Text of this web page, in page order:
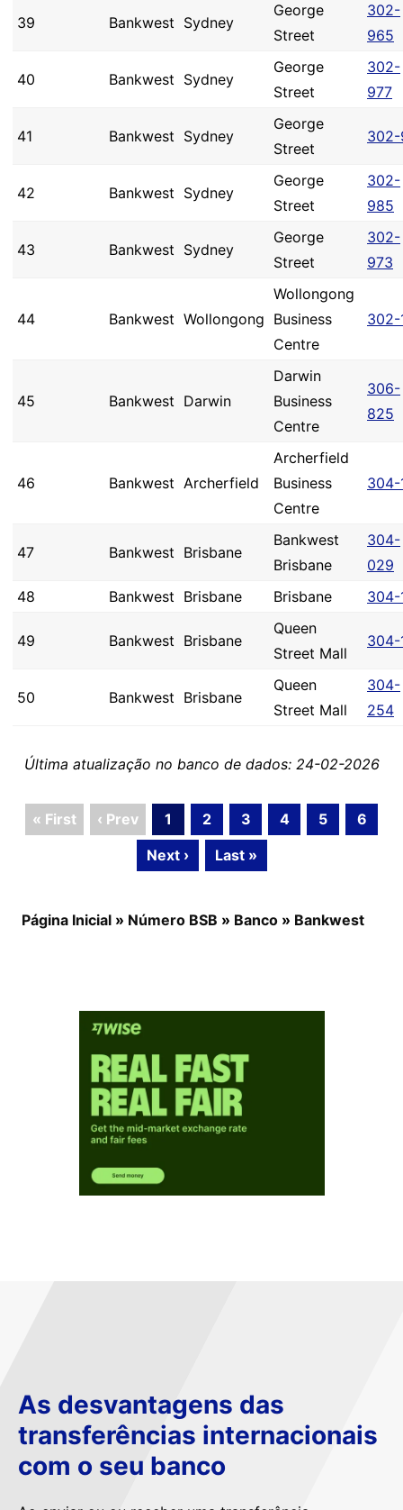
39 Bankwest Sydney
George
Street
302-
965
40 Bankwest Sydney
George
Street
302-
977
41 Bankwest Sydney
George
Street
302-
42 Bankwest Sydney
George
Street
302-
985
43 Bankwest Sydney
George
Street
302-
973
44 Bankwest Wollongong
Wollongong
Business
Centre
302-
45 Bankwest Darwin
Darwin
Business
Centre
306-
825
46 Bankwest Archerfield
Archerfield
Business
Centre
304-
47 Bankwest Brisbane
Bankwest
Brisbane
304-
029
48
Bankwest Brisbane Brisbane 304-
49 Bankwest Brisbane
Queen
Street Mall
304-
50 Bankwest Brisbane
Queen
Street Mall
304-
254
Última atualização no banco de dados: 24-02-2026
« First ‹ Prev 1 2 3 4 5
6
Next ›
Last »
Página Inicial » Número BSB » Banco » Bankwest
As desvantagens das
transferências internacionais
com o seu banco